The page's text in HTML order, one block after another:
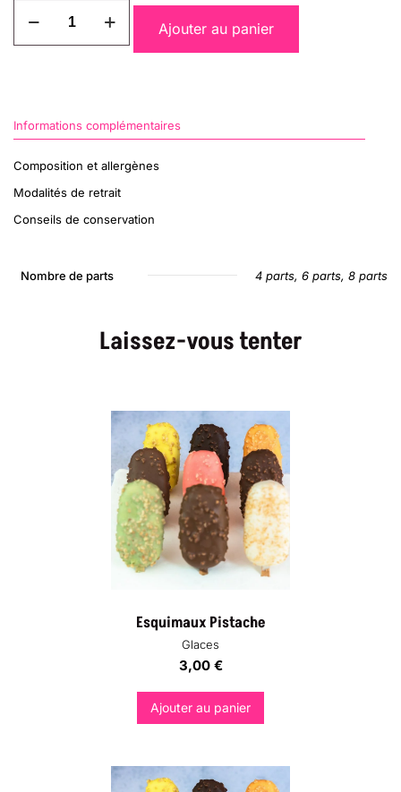
Ajouter au panier
Informations complémentaires
Composition et allergènes
Modalités de retrait
Conseils de conservation
Nombre de parts 4 parts, 6 parts, 8 parts
Laissez-vous tenter
Esquimaux Pistache
Glaces
3,00 €
Ajouter au panier